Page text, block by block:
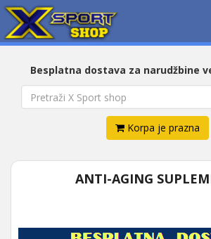
Besplatna dostava za narudžbine
Korpa je prazna
ANTI-AGING